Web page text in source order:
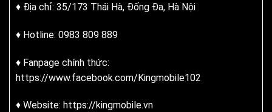
♦ Địa chỉ: 35/173 Thái Hà, Đống Đa, Hà Nội
♦ Hotline: 0983 809 889
♦ Fanpage chính thức:
https://www.facebook.com/Kingmobile102
♦ Website: https://kingmobile.vn